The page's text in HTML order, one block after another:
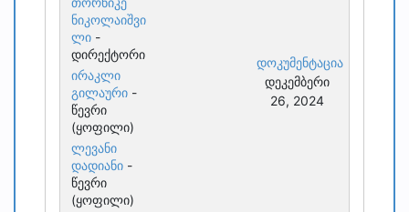
ნიკოლაიშვი
ლი -
დირექტორი
ირაკლი
გილაური -
წევრი
(ყოფილი)
ლევანი
დადიანი -
წევრი
(ყოფილი)
დოკუმენტაცია
დეკემბერი
26, 2024